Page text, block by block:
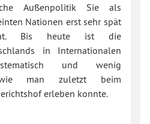
Außenpolitik Sie als
Nationen erst sehr spät
hat. Bis heute ist die
in Internationalen
und wenig
man zuletzt beim
erleben konnte.